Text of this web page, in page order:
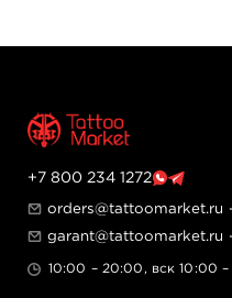
отслеживания
Безопасность
Сертификация в
Gmbh.
+7 800 234 1272
orders@tattoomarket.ru
garant@tattoomarket.ru
10:00 – 20:00, вск 10:00 –